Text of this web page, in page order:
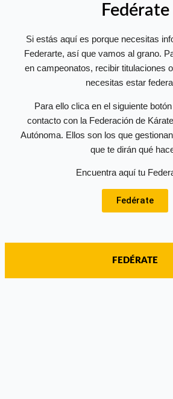
Fedérate
Si estás aquí es porque necesitas
Federarte, así que vamos al grano.
en campeonatos, recibir titulaciones
necesitas estar
Para ello clica en el siguiente
contacto con la Federación de
Autónoma. Ellos son los que
que te dirán qué
Encuentra aquí tu
Fedérate
FEDÉRATE